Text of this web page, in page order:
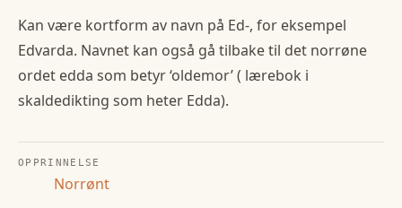
Kan være kortform av navn på Ed-, for eksempel
Edvarda. Navnet kan også gå tilbake til det norrøne
ordet edda som betyr ‘oldemor’ ( lærebok i
skaldedikting som heter Edda).
OPPRINNELSE
Norrønt